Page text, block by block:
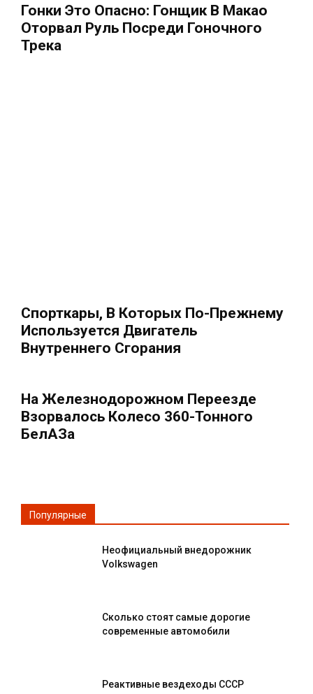
Гонки Это Опасно: Гонщик В Макао
Оторвал Руль Посреди Гоночного
Трека
Спорткары, В Которых По-Прежнему
Используется Двигатель
Внутреннего Сгорания
На Железнодорожном Переезде
Взорвалось Колесо 360-Тонного
БелАЗа
Популярные
Неофициальный внедорожник
Volkswagen
Сколько стоят самые дорогие
современные автомобили
Реактивные вездеходы СССР